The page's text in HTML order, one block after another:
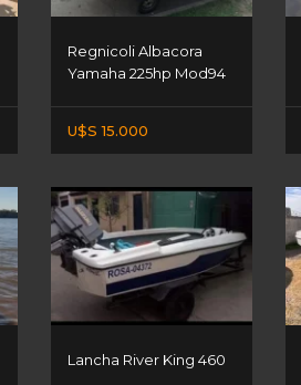
Regnicoli Albacora
Yamaha 225hp Mod94
U$S 15.000
Lancha River King 460